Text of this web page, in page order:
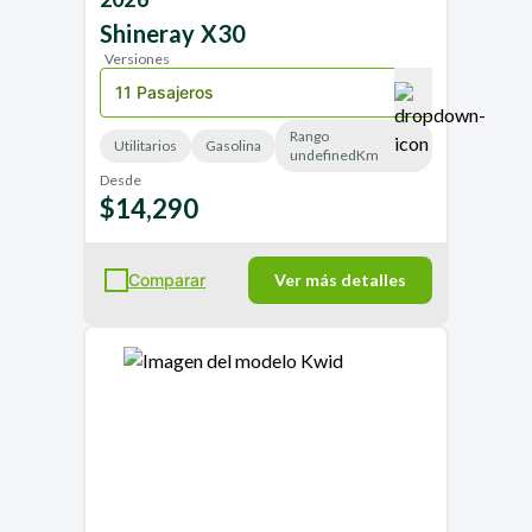
Shineray X30
Versiones
Utilitarios Gasolina
Rango
undefinedKm
Desde
$14,290
Comparar Ver más detalles